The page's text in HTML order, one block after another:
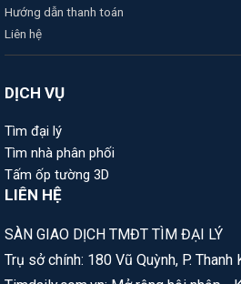
Hướng dẫn thanh toán
Liên hệ
DỊCH VỤ
Tìm đại lý
Tìm nhà phân phối
Tấm ốp tường 3D
LIÊN HỆ
SÀN GIAO DỊCH TMĐT TÌM ĐẠI LÝ
Trụ sở chính: 180 Vũ Quỳnh, P.